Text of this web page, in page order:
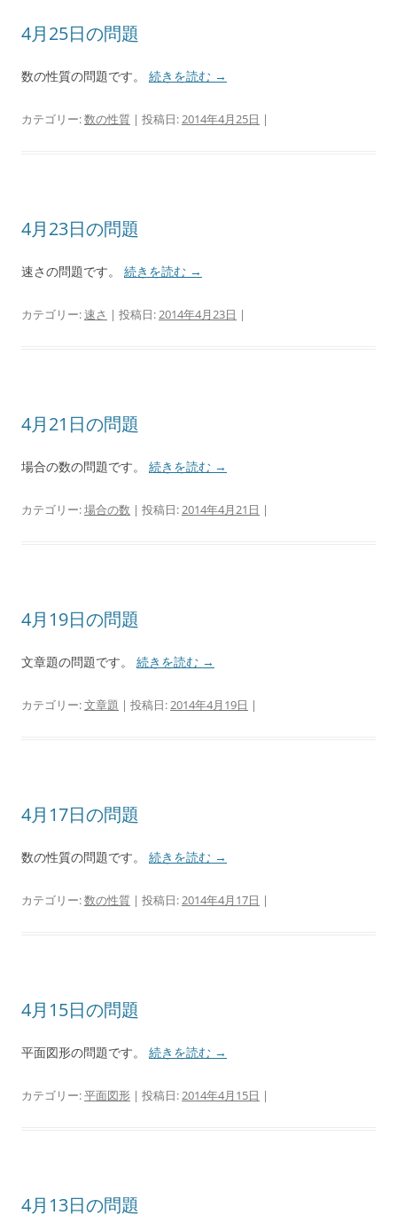
4月25日の問題
数の性質の問題です。 続きを読む →
カテゴリー:数の性質 | 投稿日:2014年4月25日 |
4月23日の問題
速さの問題です。 続きを読む →
カテゴリー:速さ | 投稿日:2014年4月23日 |
4月21日の問題
場合の数の問題です。 続きを読む →
カテゴリー:場合の数 | 投稿日:2014年4月21日 |
4月19日の問題
文章題の問題です。 続きを読む →
カテゴリー:文章題 | 投稿日:2014年4月19日 |
4月17日の問題
数の性質の問題です。 続きを読む →
カテゴリー:数の性質 | 投稿日:2014年4月17日 |
4月15日の問題
平面図形の問題です。 続きを読む →
カテゴリー:平面図形 | 投稿日:2014年4月15日 |
4月13日の問題